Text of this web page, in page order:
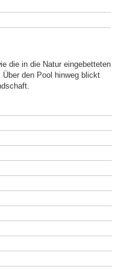
die in die Natur eingebetteten
den Pool hinweg blickt